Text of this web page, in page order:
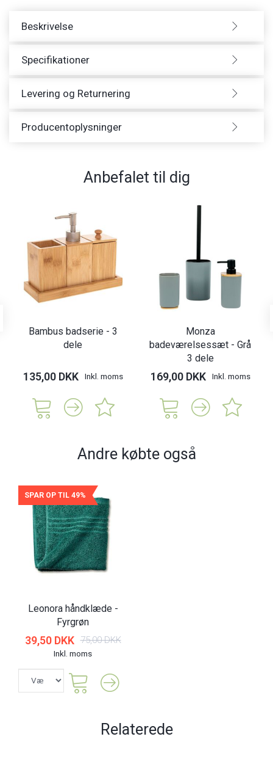
Beskrivelse
Specifikationer
Levering og Returnering
Producentoplysninger
Anbefalet til dig
Bambus badserie - 3
dele
135,00 DKK Inkl. moms
Monza
badeværelsessæt - Grå
3 dele
169,00 DKK Inkl. moms
Andre købte også
SPAR OP TIL 49%
Leonora håndklæde -
Fyrgrøn
39,50 DKK 75,00 DKK
Inkl. moms
Relaterede